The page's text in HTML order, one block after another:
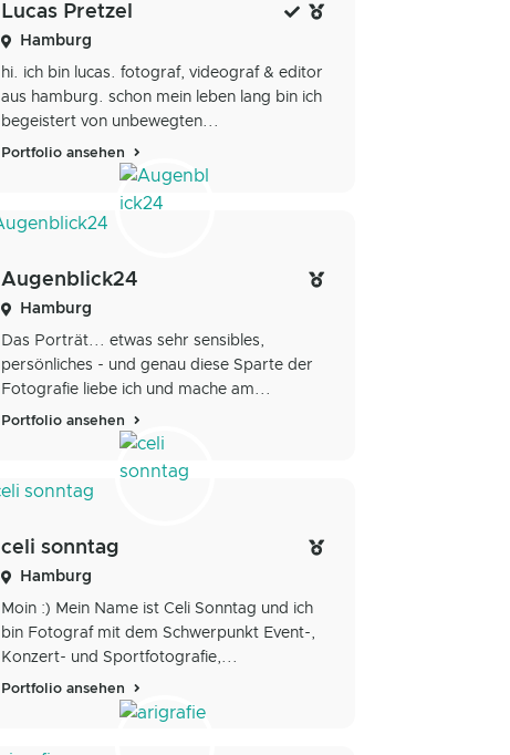
Lucas Pretzel
Hamburg
hi. ich bin lucas. fotograf, videograf & editor
aus hamburg. schon mein leben lang bin ich
begeistert von unbewegten...
Portfolio ansehen
Augenblick24
Hamburg
Das Porträt... etwas sehr sensibles,
persönliches - und genau diese Sparte der
Fotografie liebe ich und mache am...
Portfolio ansehen
celi sonntag
Hamburg
Moin :) Mein Name ist Celi Sonntag und ich
bin Fotograf mit dem Schwerpunkt Event-,
Konzert- und Sportfotografie,...
Portfolio ansehen